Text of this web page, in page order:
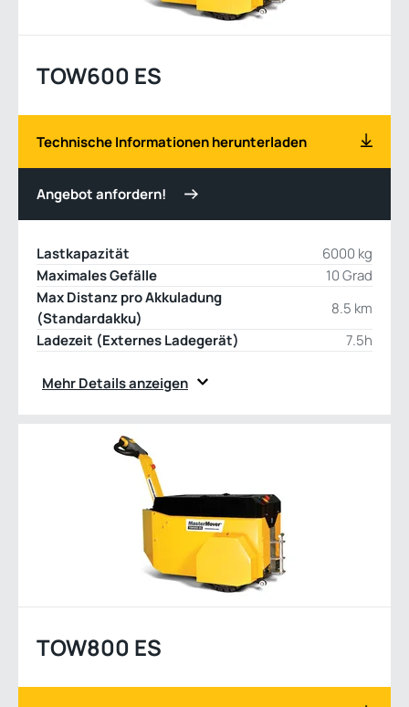
TOW600 ES
Technische Informationen herunterladen
Angebot anfordern!
Lastkapazität
6000 kg
Maximales Gefälle
10 Grad
Max Distanz pro Akkuladung
(Standardakku)
8.5 km
Ladezeit (Externes Ladegerät)
7.5h
Mehr Details anzeigen
TOW800 ES